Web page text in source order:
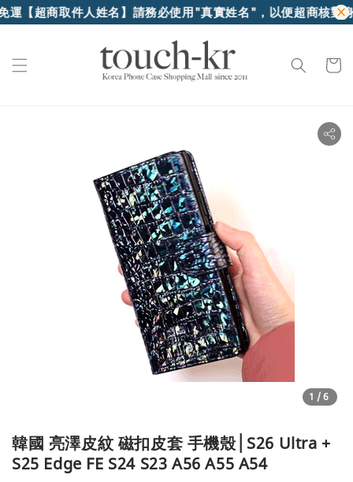
商取件人姓名】請務必使用"真實姓名"，以便超商核對身份證
1 /6
韓國 亮澤皮紋 磁扣皮套 手機殼│S26 Ultra +
S25 Edge FE S24 S23 A56 A55 A54